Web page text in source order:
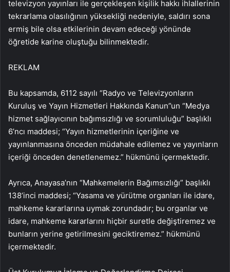
televizyon yayınları ile gerçekleşen kişilik hakkı ihlallerinin
tekrarlama olasılığının yüksekliği nedeniyle, saldırı sona
ermiş bile olsa etkilerinin devam edeceği yönünde
öğretide karine oluştuğu bilinmektedir.
REKLAM
Bu kapsamda, 6112 sayılı “Radyo ve Televizyonların
Kuruluş ve Yayın Hizmetleri Hakkında Kanun”un “Medya
hizmet sağlayıcının bağımsızlığı ve sorumluluğu” başlıklı
6’ncı maddesi; “Yayın hizmetlerinin içeriğine ve
yayınlanmasına önceden müdahale edilemez ve yayınların
içeriği önceden denetlenemez.” hükmünü içermektedir.
Ayrıca, Anayasa’nın “Mahkemelerin Bağımsızlığı” başlıklı
138’inci maddesi; “Yasama ve yürütme organları ile idare,
mahkeme kararlarına uymak zorundadır; bu organlar ve
idare, mahkeme kararlarını hiçbir suretle değiştiremez ve
bunların yerine getirilmesini geciktiremez.” hükmünü
içermektedir.